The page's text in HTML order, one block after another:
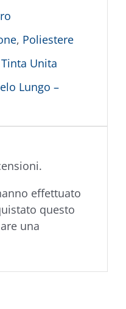
, Poliestere
Tinta Unita
Lungo –
effettuato
questo
una